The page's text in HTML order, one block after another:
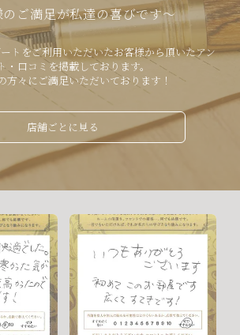
ご満足が私達の喜びです～
トをご利用いただいたお客様から頂いたアン
・口コミを掲載しております。
方々にご満足いただいております！
店舗ごとに見る